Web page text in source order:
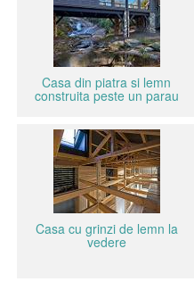
Casa din piatra si lemn
construita peste un parau
Casa cu grinzi de lemn la
vedere